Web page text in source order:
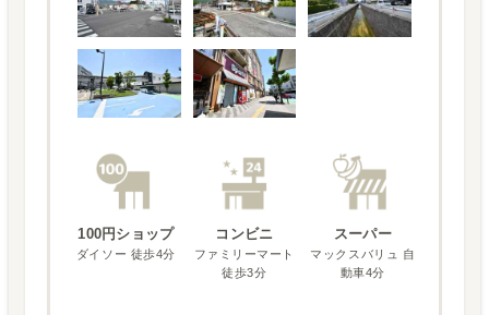
100円ショップ
ダイソー 徒歩4分
コンビニ
ファミリーマート
徒歩3分
スーパー
マックスバリュ 自
動車4分